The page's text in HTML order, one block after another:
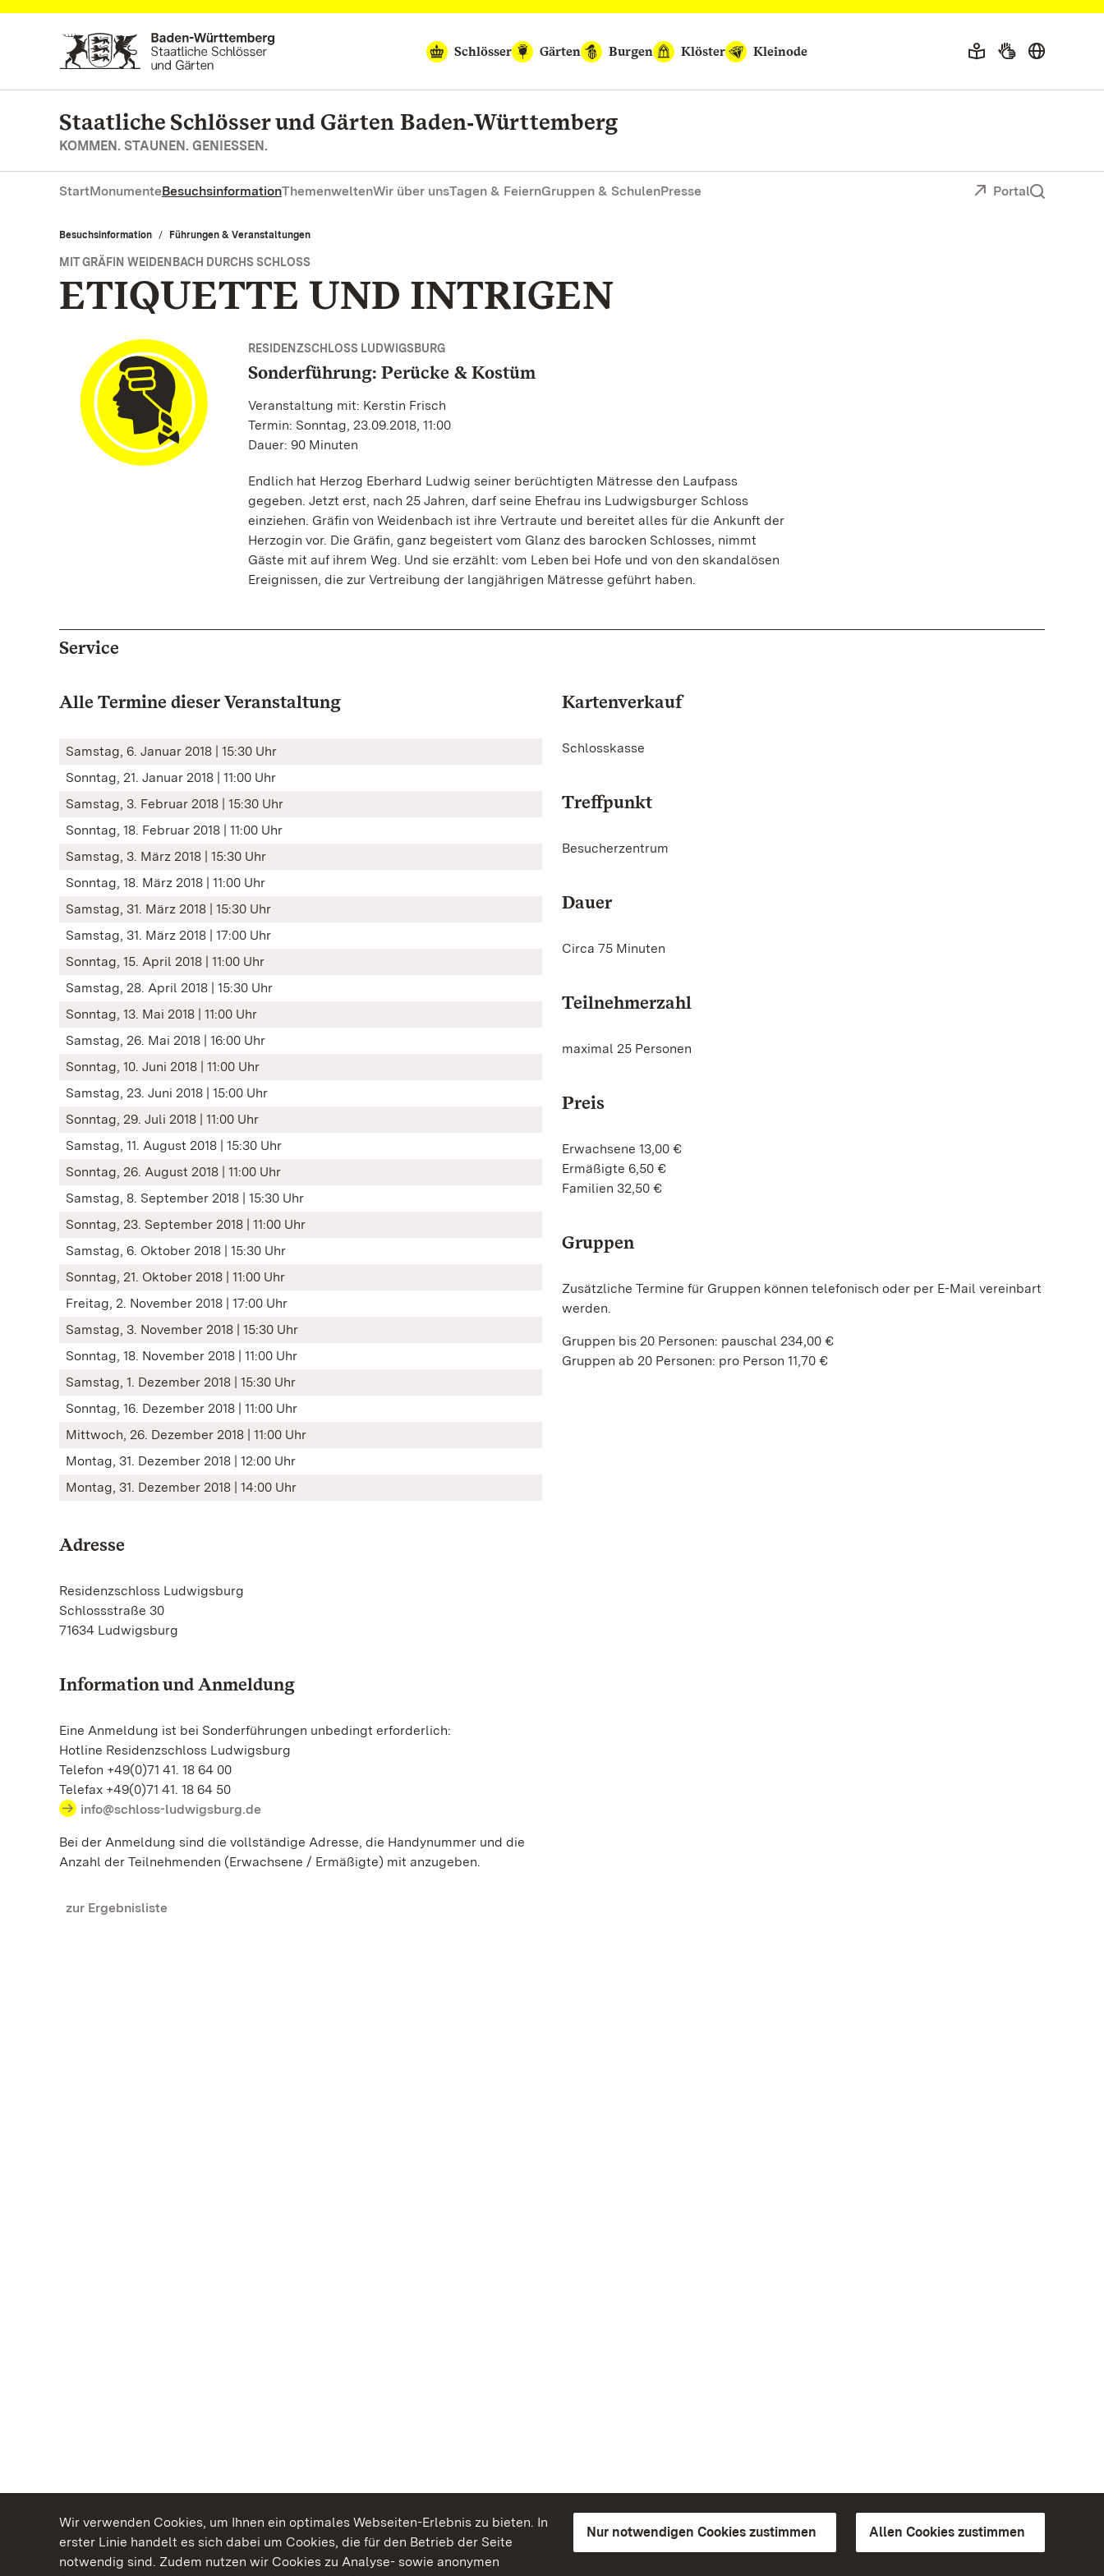
Wir verwenden Cookies, um Ihnen ein optimales Webseiten-Erlebnis zu bieten. In
erster Linie handelt es sich dabei um Cookies, die für den Betrieb der Seite
notwendig sind. Zudem nutzen wir Cookies zu Analyse- sowie anonymen
Nur notwendigen Cookies zustimmen Allen Cookies zustimmen
Zum Hauptinhalt springen
Schlösser
Gärten Burgen Klöster Kleinode
Staatliche Schlösser und Gärten Baden‑Württemberg
KOMMEN. STAUNEN. GENIESSEN.
StartMonumenteBesuchsinformationThemenweltenWir über unsTagen & FeiernGruppen & SchulenPresse Portal
Besuchsinformation Führungen & Veranstaltungen
MIT GRÄFIN WEIDENBACH DURCHS SCHLOSS
ETIQUETTE UND INTRIGEN
RESIDENZSCHLOSS LUDWIGSBURG
Sonderführung: Perücke & Kostüm
Veranstaltung mit: Kerstin Frisch
Termin: Sonntag, 23.09.2018, 11:00
Dauer: 90 Minuten
Endlich hat Herzog Eberhard Ludwig seiner berüchtigten Mätresse den Laufpass
gegeben. Jetzt erst, nach 25 Jahren, darf seine Ehefrau ins Ludwigsburger Schloss
einziehen. Gräfin von Weidenbach ist ihre Vertraute und bereitet alles für die Ankunft der
Herzogin vor. Die Gräfin, ganz begeistert vom Glanz des barocken Schlosses, nimmt
Gäste mit auf ihrem Weg. Und sie erzählt: vom Leben bei Hofe und von den skandalösen
Ereignissen, die zur Vertreibung der langjährigen Mätresse geführt haben.
Service
Alle Termine dieser Veranstaltung
Samstag, 6. Januar 2018 | 15:30 Uhr
Sonntag, 21. Januar 2018 | 11:00 Uhr
Samstag, 3. Februar 2018 | 15:30 Uhr
Sonntag, 18. Februar 2018 | 11:00 Uhr
Samstag, 3. März 2018 | 15:30 Uhr
Sonntag, 18. März 2018 | 11:00 Uhr
Samstag, 31. März 2018 | 15:30 Uhr
Samstag, 31. März 2018 | 17:00 Uhr
Sonntag, 15. April 2018 | 11:00 Uhr
Samstag, 28. April 2018 | 15:30 Uhr
Sonntag, 13. Mai 2018 | 11:00 Uhr
Samstag, 26. Mai 2018 | 16:00 Uhr
Sonntag, 10. Juni 2018 | 11:00 Uhr
Samstag, 23. Juni 2018 | 15:00 Uhr
Sonntag, 29. Juli 2018 | 11:00 Uhr
Samstag, 11. August 2018 | 15:30 Uhr
Sonntag, 26. August 2018 | 11:00 Uhr
Samstag, 8. September 2018 | 15:30 Uhr
Sonntag, 23. September 2018 | 11:00 Uhr
Samstag, 6. Oktober 2018 | 15:30 Uhr
Sonntag, 21. Oktober 2018 | 11:00 Uhr
Freitag, 2. November 2018 | 17:00 Uhr
Samstag, 3. November 2018 | 15:30 Uhr
Sonntag, 18. November 2018 | 11:00 Uhr
Samstag, 1. Dezember 2018 | 15:30 Uhr
Sonntag, 16. Dezember 2018 | 11:00 Uhr
Mittwoch, 26. Dezember 2018 | 11:00 Uhr
Montag, 31. Dezember 2018 | 12:00 Uhr
Montag, 31. Dezember 2018 | 14:00 Uhr
Adresse
Residenzschloss Ludwigsburg
Schlossstraße 30
71634 Ludwigsburg
Information und Anmeldung
Eine Anmeldung ist bei Sonderführungen unbedingt erforderlich:
Hotline Residenzschloss Ludwigsburg
Telefon +49(0)71 41. 18 64 00
Telefax +49(0)71 41. 18 64 50
info@schloss-ludwigsburg.de
Bei der Anmeldung sind die vollständige Adresse, die Handynummer und die
Anzahl der Teilnehmenden (Erwachsene / Ermäßigte) mit anzugeben.
Kartenverkauf
Schlosskasse
Treffpunkt
Besucherzentrum
Dauer
Circa 75 Minuten
Teilnehmerzahl
maximal 25 Personen
Preis
Erwachsene 13,00 €
Ermäßigte 6,50 €
Familien 32,50 €
Gruppen
Zusätzliche Termine für Gruppen können telefonisch oder per E-Mail vereinbart
werden.
Gruppen bis 20 Personen: pauschal 234,00 €
Gruppen ab 20 Personen: pro Person 11,70 €
zur Ergebnisliste